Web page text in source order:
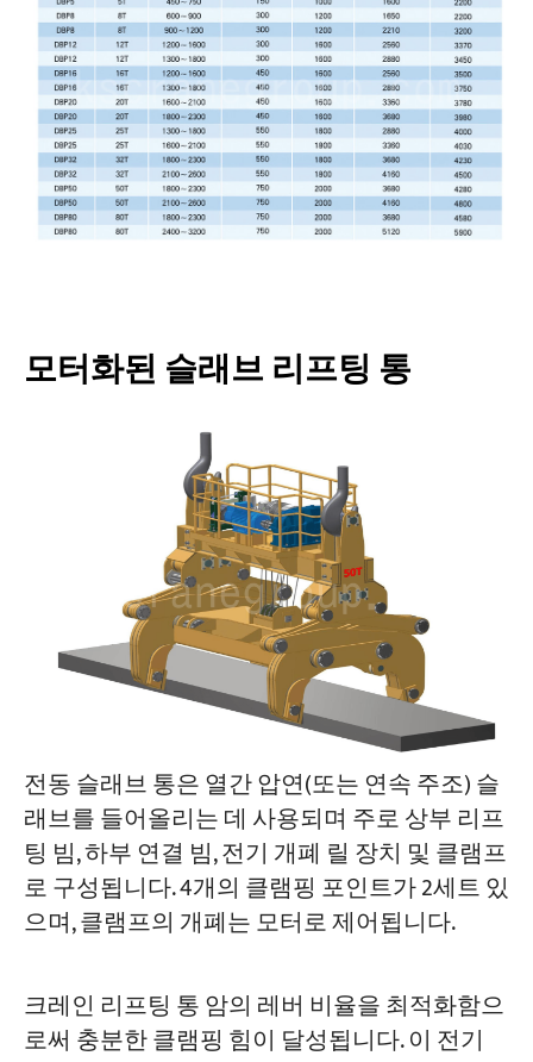
모터화된 슬래브 리프팅 통
전동 슬래브 통은 열간 압연(또는 연속 주조) 슬
래브를 들어올리는 데 사용되며 주로 상부 리프
팅 빔, 하부 연결 빔, 전기 개폐 릴 장치 및 클램프
로 구성됩니다. 4개의 클램핑 포인트가 2세트 있
으며, 클램프의 개폐는 모터로 제어됩니다.
크레인 리프팅 통 암의 레버 비율을 최적화함으
로써 충분한 클램핑 힘이 달성됩니다. 이 전기